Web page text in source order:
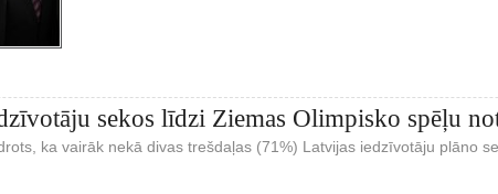
sekos līdzi Ziemas Olimpisko spēļu
ka vairāk nekā divas trešdaļas (71%) Latvijas iedzīvotāju plāno